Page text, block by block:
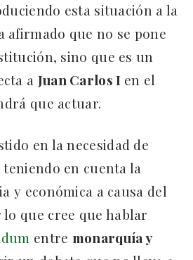
esta situación a la
afirmado que no se pone
sino que es un
a Juan Carlos I en el
que actuar.
en la necesidad de
en cuenta la
y económica a causa del
lo que cree que hablar
entre monarquía y